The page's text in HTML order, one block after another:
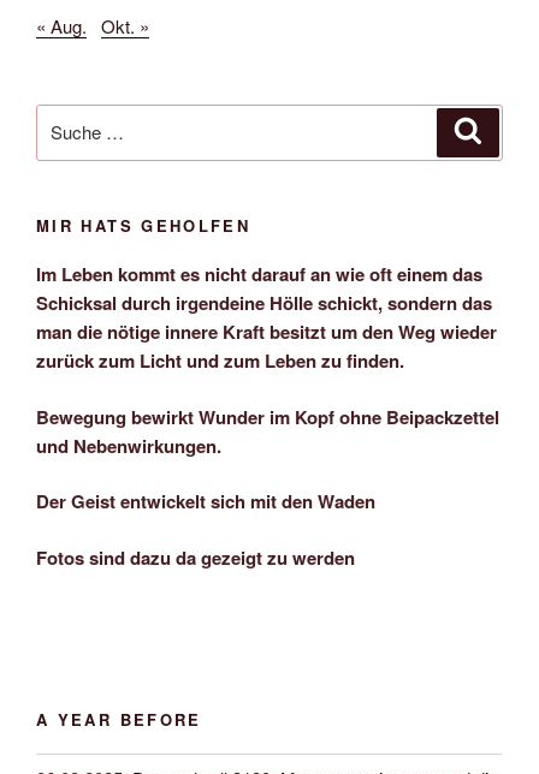
« Aug. Okt. »
nach:
MIR HATS GEHOLFEN
Im Leben kommt es nicht darauf an wie oft einem das
Schicksal durch irgendeine Hölle schickt, sondern das
man die nötige innere Kraft besitzt um den Weg wieder
zurück zum Licht und zum Leben zu finden.
Bewegung bewirkt Wunder im Kopf ohne Beipackzettel
und Nebenwirkungen.
Der Geist entwickelt sich mit den Waden
Fotos sind dazu da gezeigt zu werden
A YEAR BEFORE